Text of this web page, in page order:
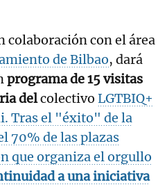
colaboración con el área
de Bilbao, dará
programa de 15 visitas
delcolectivo LGTBIQ+
Tras el "éxito" de la
70% de las plazas
que organiza el orgullo
a una iniciativa